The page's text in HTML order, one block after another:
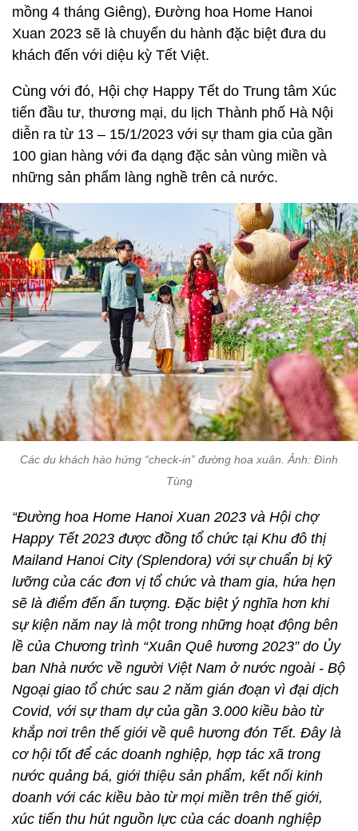
mồng 4 tháng Giêng), Đường hoa Home Hanoi
Xuan 2023 sẽ là chuyến du hành đặc biệt đưa du
khách đến với diệu kỳ Tết Việt.
Cùng với đó, Hội chợ Happy Tết do Trung tâm Xúc
tiến đầu tư, thương mại, du lịch Thành phố Hà Nội
diễn ra từ 13 – 15/1/2023 với sự tham gia của gần
100 gian hàng với đa dạng đặc sản vùng miền và
những sản phẩm làng nghề trên cả nước.
Các du khách hào hứng “check-in” đường hoa xuân. Ảnh: Đình
Tùng
“Đường hoa Home Hanoi Xuan 2023 và Hội chợ
Happy Tết 2023 được đồng tổ chức tại Khu đô thị
Mailand Hanoi City (Splendora) với sự chuẩn bị kỹ
lưỡng của các đơn vị tổ chức và tham gia, hứa hẹn
sẽ là điểm đến ấn tượng. Đặc biệt ý nghĩa hơn khi
sự kiện năm nay là một trong những hoạt động bên
lề của Chương trình “Xuân Quê hương 2023” do Ủy
ban Nhà nước về người Việt Nam ở nước ngoài - Bộ
Ngoại giao tổ chức sau 2 năm gián đoạn vì đại dịch
Covid, với sự tham dự của gần 3.000 kiều bào từ
khắp nơi trên thế giới về quê hương đón Tết. Đây là
cơ hội tốt để các doanh nghiệp, hợp tác xã trong
nước quảng bá, giới thiệu sản phẩm, kết nối kinh
doanh với các kiều bào từ mọi miền trên thế giới,
xúc tiến thu hút nguồn lực của các doanh nghiệp